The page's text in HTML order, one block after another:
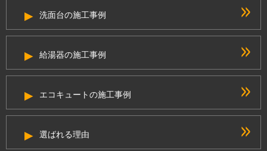
洗面台の施工事例
給湯器の施工事例
エコキュートの施工事例
選ばれる理由